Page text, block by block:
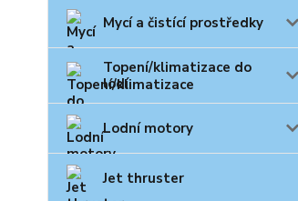
Mycí a čistící prostředky
Topení/klimatizace do
lodí
Lodní motory
Jet thruster